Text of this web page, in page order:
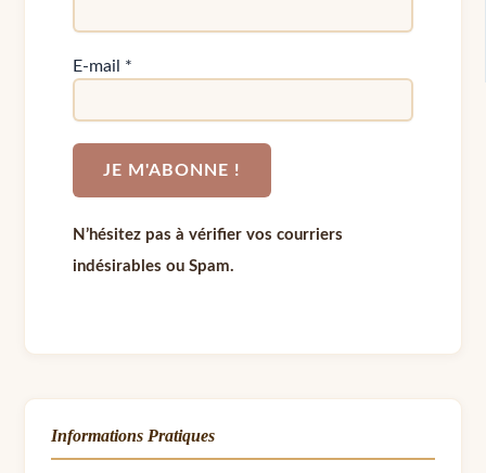
E-mail *
N’hésitez pas à vérifier vos courriers
indésirables ou Spam.
Informations Pratiques